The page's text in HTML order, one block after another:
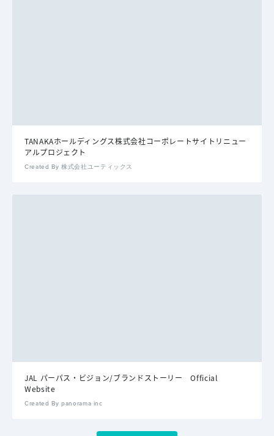
TANAKAホールディングス株式会社コーポレートサイトリニュー
アルプロジェクト
Created By 株式会社ユーティックス
JAL パーパス・ビジョン/ブランドストーリー Official
Website
Created By panorama inc